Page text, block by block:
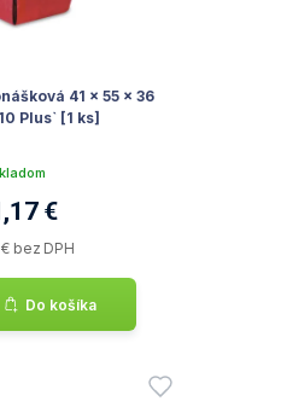
41 x 55 x 36
Plus` [1 ks]
€
bez DPH
Do košíka